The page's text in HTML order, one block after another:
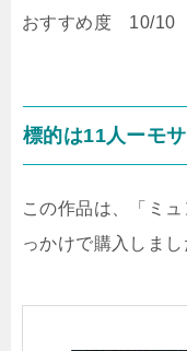
おすすめ度 10/10
標的は11人ーモ
この作品は、「ミ
っかけで購入しまし